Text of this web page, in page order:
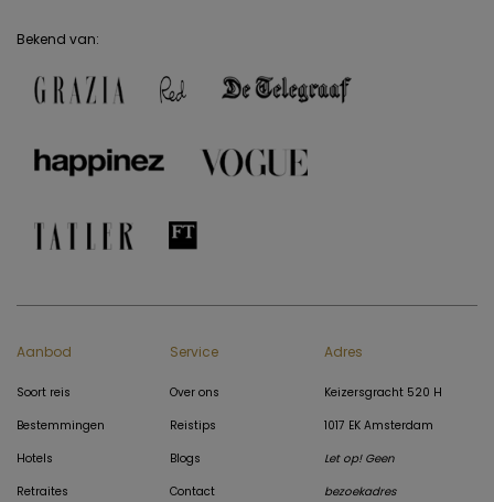
Bekend van:
Aanbod
Soort reis
Bestemmingen
Hotels
Retraites
Service
Over ons
Reistips
Blogs
Contact
Adres
Keizersgracht 520 H
1017 EK Amsterdam
Let op! Geen
bezoekadres